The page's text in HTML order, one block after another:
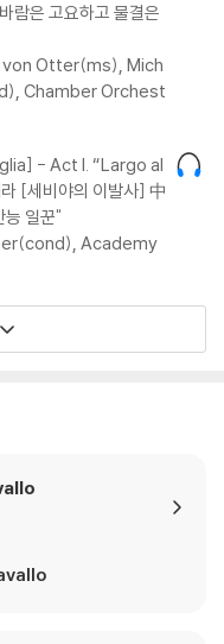
람은 고요하고 물결은
Otter(ms), Mich
Chamber Orchest
- Act I. “Largo al
[세비야의 이발사] 中
능 일꾼"
Academy